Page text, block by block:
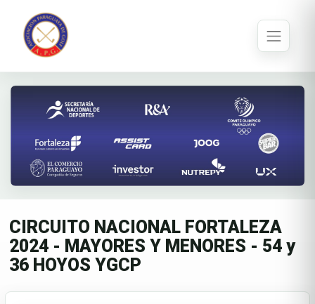
CIRCUITO NACIONAL FORTALEZA
2024 - MAYORES Y MENORES - 54 y
36 HOYOS YGCP